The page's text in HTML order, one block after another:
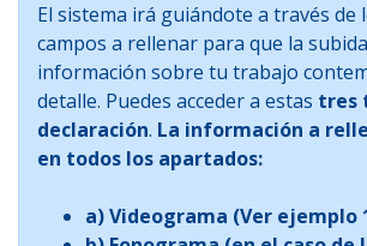
El sistema irá guiándote a través de
campos a rellenar para que la
información sobre tu trabajo
detalle. Puedes acceder a estas tres
declaración. La información a
en todos los apartados:
a) Videograma (Ver ejemplo